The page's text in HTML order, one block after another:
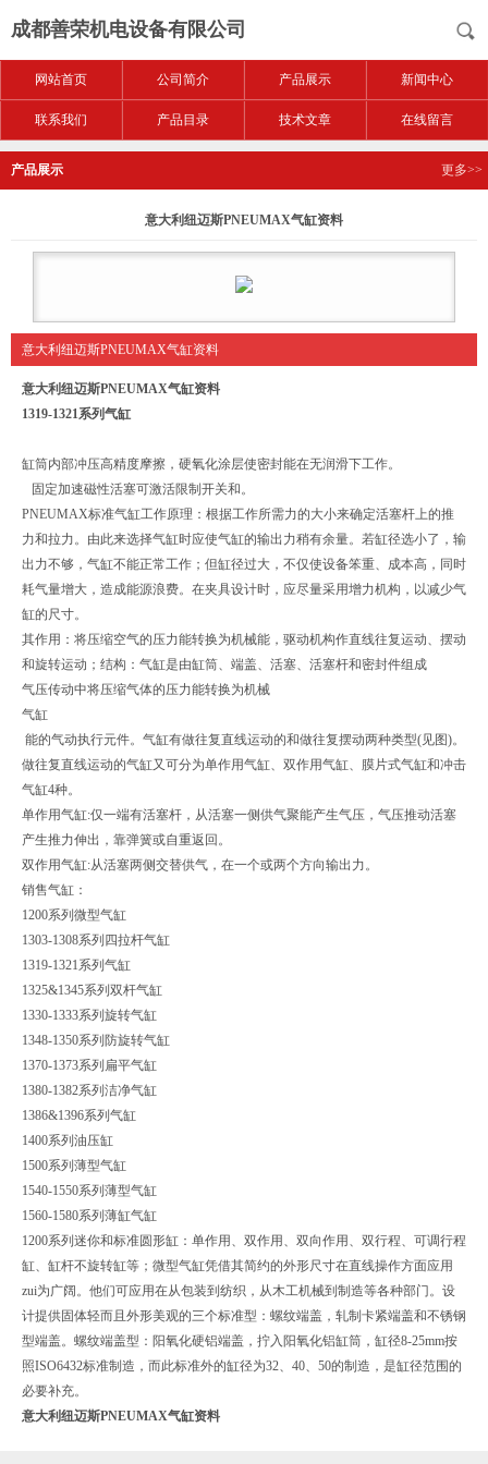
成都善荣机电设备有限公司
网站首页 公司简介 产品展示 新闻中心
联系我们 产品目录 技术文章 在线留言
产品展示 更多>>
意大利纽迈斯PNEUMAX气缸资料
意大利纽迈斯PNEUMAX气缸资料
意大利纽迈斯PNEUMAX气缸资料
1319-1321系列气缸
缸筒内部冲压高精度摩擦，硬氧化涂层使密封能在无润滑下工作。
固定加速磁性活塞可激活限制开关和。
PNEUMAX标准气缸工作原理：根据工作所需力的大小来确定活塞杆上的推
力和拉力。由此来选择气缸时应使气缸的输出力稍有余量。若缸径选小了，输
出力不够，气缸不能正常工作；但缸径过大，不仅使设备笨重、成本高，同时
耗气量增大，造成能源浪费。在夹具设计时，应尽量采用增力机构，以减少气
缸的尺寸。
其作用：将压缩空气的压力能转换为机械能，驱动机构作直线往复运动、摆动
和旋转运动；结构：气缸是由缸筒、端盖、活塞、活塞杆和密封件组成
气压传动中将压缩气体的压力能转换为机械
气缸
能的气动执行元件。气缸有做往复直线运动的和做往复摆动两种类型(见图)。
做往复直线运动的气缸又可分为单作用气缸、双作用气缸、膜片式气缸和冲击
气缸4种。
单作用气缸:仅一端有活塞杆，从活塞一侧供气聚能产生气压，气压推动活塞
产生推力伸出，靠弹簧或自重返回。
双作用气缸:从活塞两侧交替供气，在一个或两个方向输出力。
销售气缸：
1200系列微型气缸
1303-1308系列四拉杆气缸
1319-1321系列气缸
1325&1345系列双杆气缸
1330-1333系列旋转气缸
1348-1350系列防旋转气缸
1370-1373系列扁平气缸
1380-1382系列洁净气缸
1386&1396系列气缸
1400系列油压缸
1500系列薄型气缸
1540-1550系列薄型气缸
1560-1580系列薄缸气缸
1200系列迷你和标准圆形缸：单作用、双作用、双向作用、双行程、可调行程
缸、缸杆不旋转缸等；微型气缸凭借其简约的外形尺寸在直线操作方面应用
zui为广阔。他们可应用在从包装到纺织，从木工机械到制造等各种部门。设
计提供固体轻而且外形美观的三个标准型：螺纹端盖，轧制卡紧端盖和不锈钢
型端盖。螺纹端盖型：阳氧化硬铝端盖，拧入阳氧化铝缸筒，缸径8-25mm按
照ISO6432标准制造，而此标准外的缸径为32、40、50的制造，是缸径范围的
必要补充。
意大利纽迈斯PNEUMAX气缸资料